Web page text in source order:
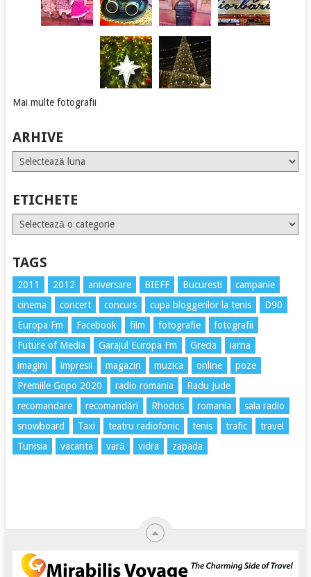
Mai multe fotografii
ARHIVE
Arhive
ETICHETE
Etichete
TAGS
2011 2012 aniversare BIEFF Bucuresti
campanie
cinema
concert concurs cupa bloggerilor la tenis
D90
Europa Fm
Facebook film fotografie
fotografii
Future of Media
Garajul Europa Fm Grecia
iarna
imagini
impresii magazin muzica online
poze
Premiile Gopo 2020
radio romania
Radu Jude
recomandare
recomandări Rhodos romania
sala radio
snowboard
Taxi teatru radiofonic tenis trafic
travel
Tunisia
vacanta vară vidra zapada